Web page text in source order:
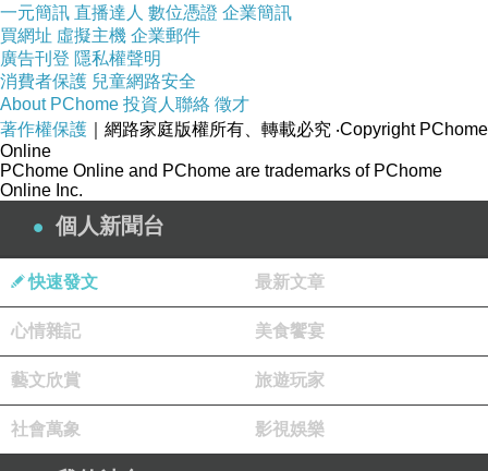
一元簡訊 直播達人 數位憑證 企業簡訊
買網址 虛擬主機 企業郵件
廣告刊登 隱私權聲明
消費者保護 兒童網路安全
About PChome 投資人聯絡 徵才
著作權保護 ｜網路家庭版權所有、轉載必究 ‧Copyright PChome
Online
PChome Online and PChome are trademarks of PChome
Online Inc.
個人新聞台
快速發文 最新文章
心情雜記 美食饗宴
藝文欣賞 旅遊玩家
社會萬象 影視娛樂